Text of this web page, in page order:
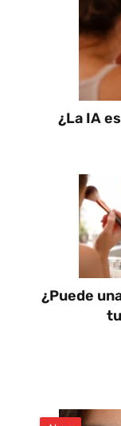
¿La IA
¿Puede